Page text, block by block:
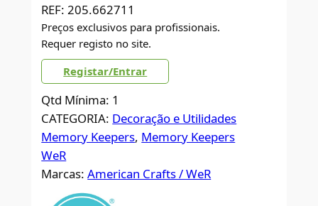
REF: 205.662711
Preços exclusivos para profissionais.
Requer registo no site.
Registar/Entrar
Qtd Mínima: 1
CATEGORIA: Decoração e Utilidades
Memory Keepers, Memory Keepers
WeR
Marcas:American Crafts / WeR